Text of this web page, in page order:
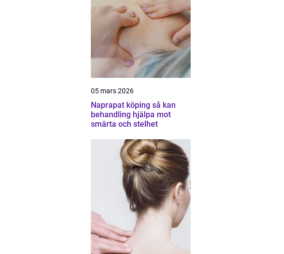
05 mars 2026
Naprapat köping så kan
behandling hjälpa mot
smärta och stelhet